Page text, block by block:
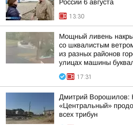
России 6 августа
13:30
Мощный ливень
со шквалистым
из разных районов
улицах машины
17:31
Дмитрий Ворошилов:
«Центральный»
всех трибун